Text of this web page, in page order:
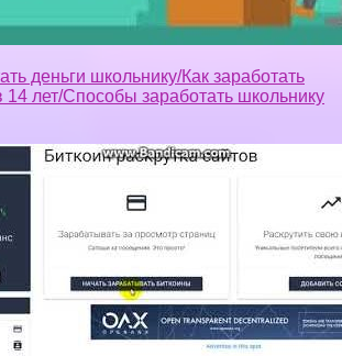
деньги школьнику/Как заработать
14 лет/Способы заработать школьнику